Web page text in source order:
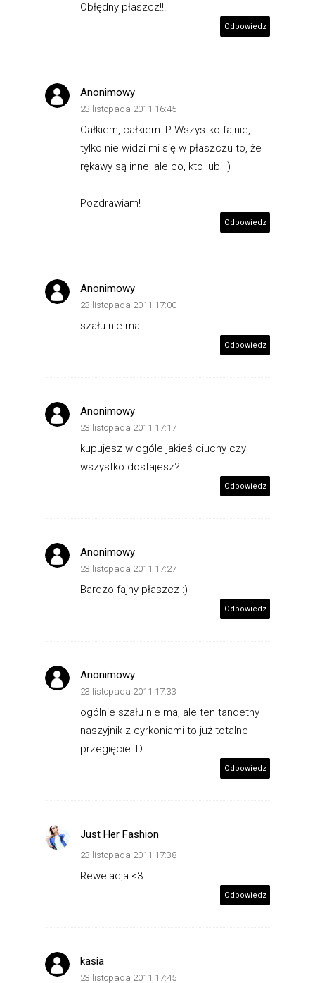
Obłędny płaszcz!!!
Odpowiedz
Anonimowy
23 listopada 2011 16:45
Całkiem, całkiem :P Wszystko fajnie,
tylko nie widzi mi się w płaszczu to, że
rękawy są inne, ale co, kto lubi :)
Pozdrawiam!
Odpowiedz
Anonimowy
23 listopada 2011 17:00
szału nie ma...
Odpowiedz
Anonimowy
23 listopada 2011 17:17
kupujesz w ogóle jakieś ciuchy czy
wszystko dostajesz?
Odpowiedz
Anonimowy
23 listopada 2011 17:27
Bardzo fajny płaszcz :)
Odpowiedz
Anonimowy
23 listopada 2011 17:33
ogólnie szału nie ma, ale ten tandetny
naszyjnik z cyrkoniami to już totalne
przegięcie :D
Odpowiedz
Just Her Fashion
23 listopada 2011 17:38
Rewelacja <3
Odpowiedz
kasia
23 listopada 2011 17:45